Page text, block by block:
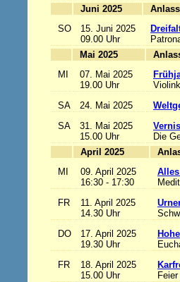
Juni 2025
SO
15. Juni 2025
09.00 Uhr
Mai 2025
MI
07. Mai 2025
19.00 Uhr
SA
24. Mai 2025
SA
31. Mai 2025
15.00 Uhr
Die
April 2025
MI
09. April 2025
16:30 - 17:30
FR
11. April 2025
14.30 Uhr
DO
17. April 2025
19.30 Uhr
FR
18. April 2025
15.00 Uhr